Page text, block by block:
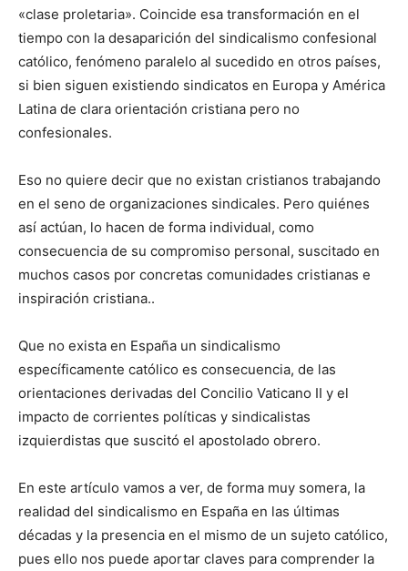
«clase proletaria». Coincide esa transformación en el
tiempo con la desaparición del sindicalismo confesional
católico, fenómeno paralelo al sucedido en otros países,
si bien siguen existiendo sindicatos en Europa y América
Latina de clara orientación cristiana pero no
confesionales.
Eso no quiere decir que no existan cristianos trabajando
en el seno de organizaciones sindicales. Pero quiénes
así actúan, lo hacen de forma individual, como
consecuencia de su compromiso personal, suscitado en
muchos casos por concretas comunidades cristianas e
inspiración cristiana..
Que no exista en España un sindicalismo
específicamente católico es consecuencia, de las
orientaciones derivadas del Concilio Vaticano II y el
impacto de corrientes políticas y sindicalistas
izquierdistas que suscitó el apostolado obrero.
En este artículo vamos a ver, de forma muy somera, la
realidad del sindicalismo en España en las últimas
décadas y la presencia en el mismo de un sujeto católico,
pues ello nos puede aportar claves para comprender la